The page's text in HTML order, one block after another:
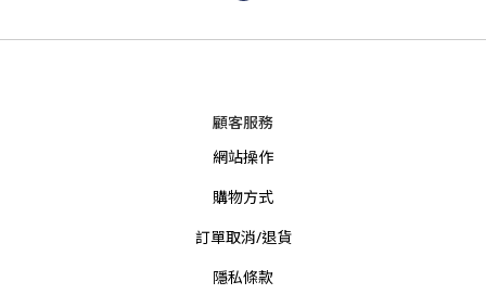
顧客服務
網站操作
購物方式
訂單取消/退貨
隱私條款